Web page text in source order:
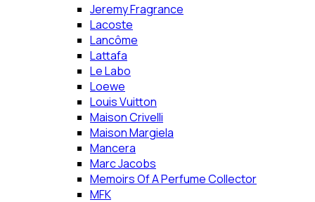
Jeremy Fragrance
Lacoste
Lancôme
Lattafa
Le Labo
Loewe
Louis Vuitton
Maison Crivelli
Maison Margiela
Mancera
Marc Jacobs
Memoirs Of A Perfume Collector
MFK